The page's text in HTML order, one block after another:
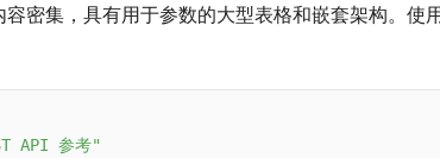
容密集，具有用于参数的大型表格和嵌套架构。使
API 参考"